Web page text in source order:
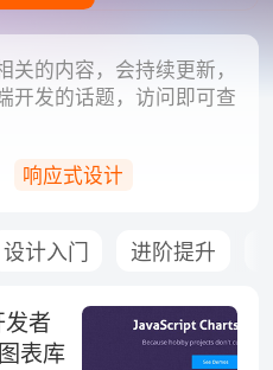
的内容，会持续更新，
开发的话题，访问即可查
响应式设计
设计入门 进阶提升
者
表库